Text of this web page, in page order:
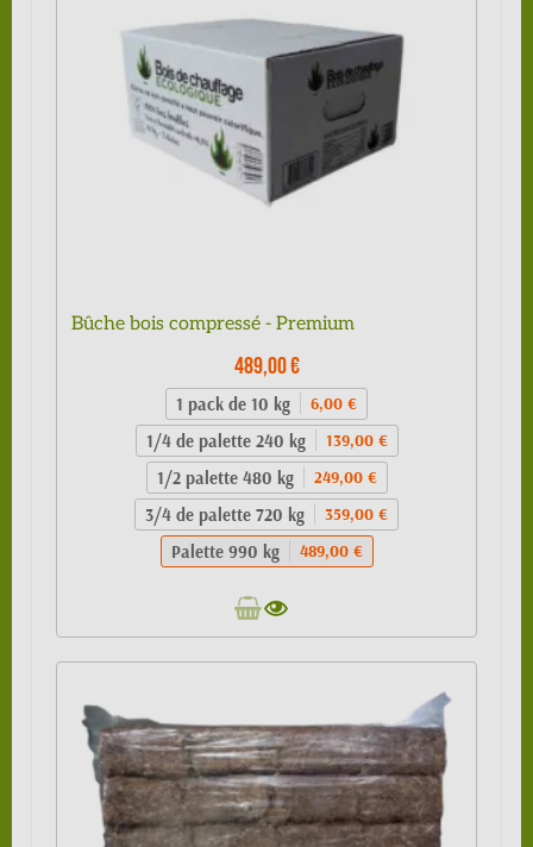
Bûche bois compressé - Premium
489,00 €
1 pack de 10 kg 6,00 €
1/4 de palette 240 kg 139,00 €
1/2 palette 480 kg 249,00 €
3/4 de palette 720 kg 359,00 €
Palette 990 kg 489,00 €